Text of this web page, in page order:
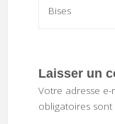
Bises
Laisser un
Votre adresse e-
obligatoires